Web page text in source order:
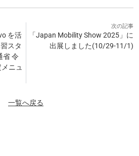
を活
スタ
省 令
ニュ
次の記事
「Japan Mobility Show 2025」に
出展しました(10/29-11/1)
一覧へ戻る